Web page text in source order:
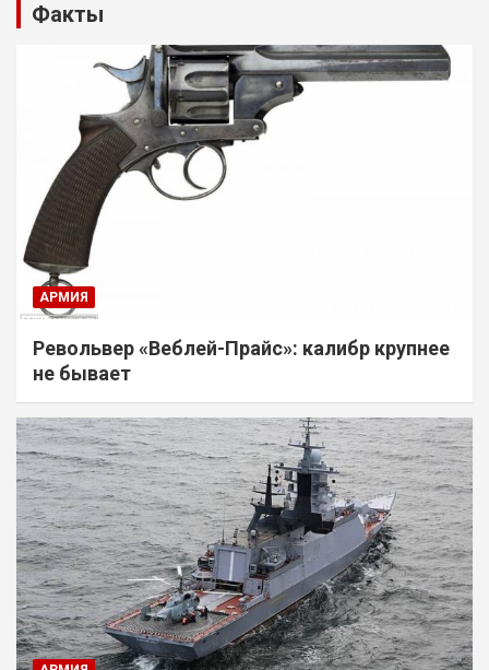
Факты
АРМИЯ
Револьвер «Веблей-Прайс»: калибр крупнее
не бывает